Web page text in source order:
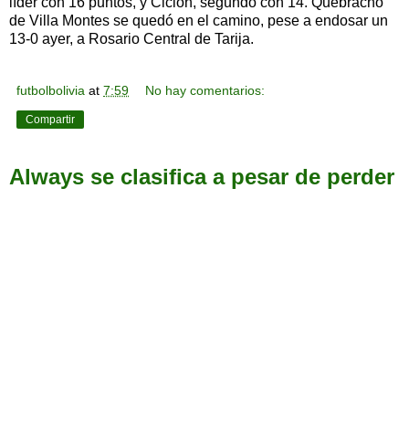
de Villa Montes se quedó en el camino, pese a endosar un
13-0 ayer, a Rosario Central de Tarija.
futbolbolivia at 7:59 No hay comentarios:
Compartir
Always se clasifica a pesar de perder